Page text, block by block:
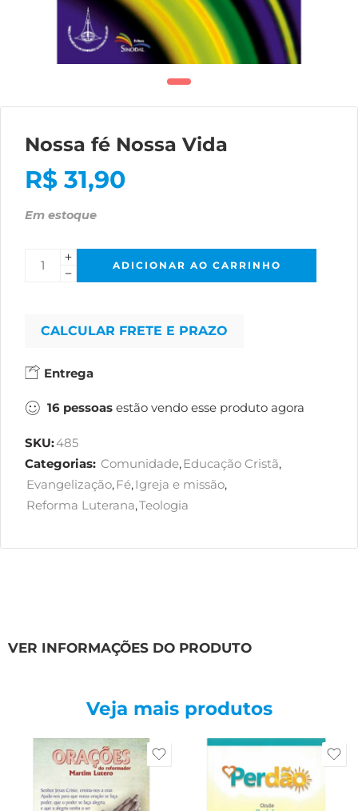
Nossa fé Nossa Vida
R$ 31,90
Em estoque
ADICIONAR AO CARRINHO
CALCULAR FRETE E PRAZO
Entrega
16 pessoas estão vendo esse produto agora
SKU:485
Categorias: Comunidade,Educação Cristã,
Evangelização,Fé,Igreja e missão,
Reforma Luterana,Teologia
VER INFORMAÇÕES DO PRODUTO
Veja mais produtos